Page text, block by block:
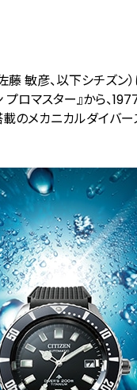
敏彦、以下シチズン
ロマスター』から、
のメカニカルダイバ